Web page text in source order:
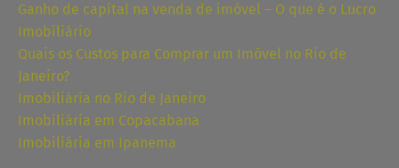
Ganho de capital na venda de imóvel – O que é o Lucro
Imobiliário
Quais os Custos para Comprar um Imóvel no Rio de
Janeiro?
Imobiliária no Rio de Janeiro
Imobiliária em Copacabana
Imobiliária em Ipanema